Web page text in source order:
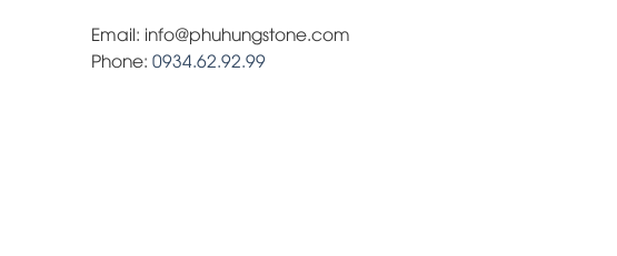
Email: info@phuhungstone.com
Phone: 0934.62.92.99